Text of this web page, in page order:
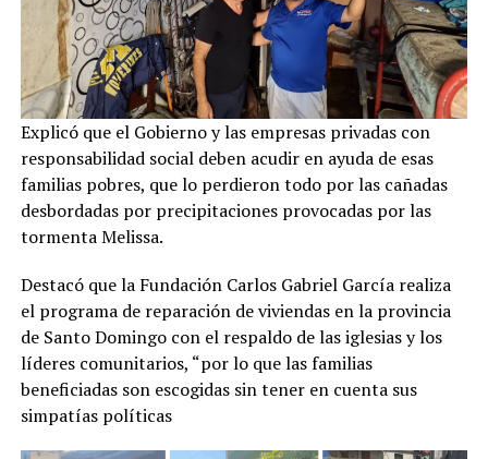
Explicó que el Gobierno y las empresas privadas con
responsabilidad social deben acudir en ayuda de esas
familias pobres, que lo perdieron todo por las cañadas
desbordadas por precipitaciones provocadas por las
tormenta Melissa.
Destacó que la Fundación Carlos Gabriel García realiza
el programa de reparación de viviendas en la provincia
de Santo Domingo con el respaldo de las iglesias y los
líderes comunitarios, “por lo que las familias
beneficiadas son escogidas sin tener en cuenta sus
simpatías políticas